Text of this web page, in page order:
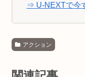
⇒ U-NEXTで今
アクション